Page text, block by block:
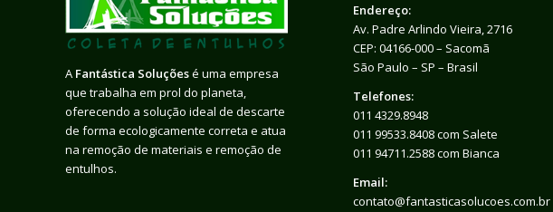
A Fantástica Soluçõesé uma empresa
que trabalha em prol do planeta,
oferecendo a solução ideal de descarte
de forma ecologicamente correta e atua
na remoção de materiais e remoção de
entulhos.
Endereço:
Av. Padre Arlindo Vieira, 2716
CEP: 04166-000 – Sacomã
São Paulo – SP – Brasil
Telefones:
011 4329.8948
011 99533.8408 com Salete
011 94711.2588 com Bianca
Email:
contato@fantasticasolucoes.com.br